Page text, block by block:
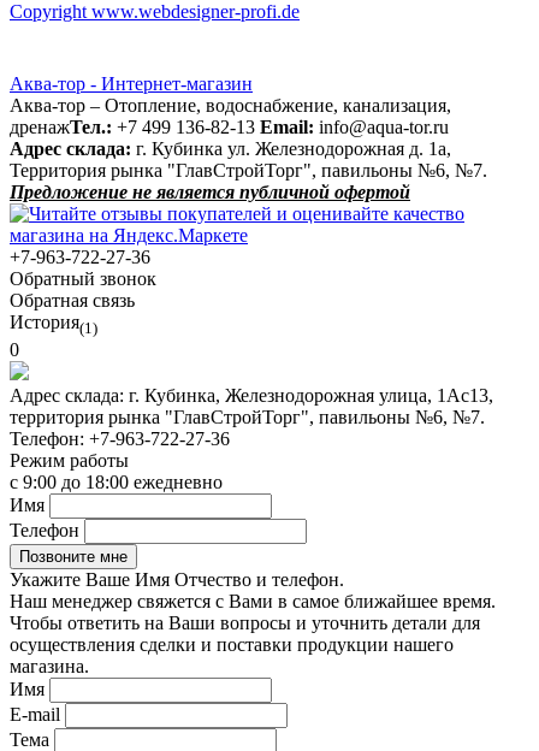
Copyright www.webdesigner-profi.de
Аква-тор - Интернет-магазин
Аква-тор – Отопление, водоснабжение, канализация,
дренажТел.: +7 499 136-82-13 Email: info@aqua-tor.ru
Адрес склада: г. Кубинка ул. Железнодорожная д. 1а,
Территория рынка "ГлавСтройТорг", павильоны №6, №7.
Предложение не является публичной офертой
+7-963-722-27-36
Обратный звонок
Обратная связь
История(1)
0
Адрес склада: г. Кубинка, Железнодорожная улица, 1Ас13,
территория рынка "ГлавСтройТорг", павильоны №6, №7.
Телефон: +7-963-722-27-36
Режим работы
с 9:00 до 18:00 ежедневно
Имя
Телефон
Укажите Ваше Имя Отчество и телефон.
Наш менеджер свяжется с Вами в самое ближайшее время.
Чтобы ответить на Ваши вопросы и уточнить детали для
осуществления сделки и поставки продукции нашего
магазина.
Имя
E-mail
Тема